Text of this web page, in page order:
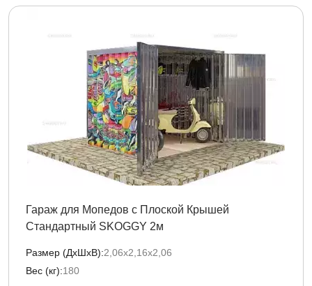
Гараж для Мопедов с Плоской Крышей
Стандартный SKOGGY 2м
Размер (ДxШxВ):2,06х2,16х2,06
Вес (кг):180